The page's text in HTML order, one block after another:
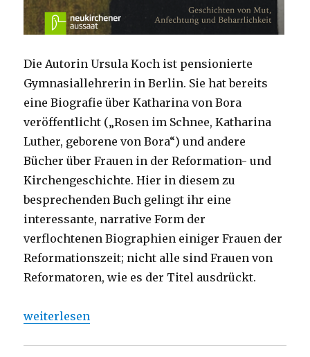
Die Autorin Ursula Koch ist pensionierte
Gymnasiallehrerin in Berlin. Sie hat bereits
eine Biografie über Katharina von Bora
veröffentlicht („Rosen im Schnee, Katharina
Luther, geborene von Bora“) und andere
Bücher über Frauen in der Reformation- und
Kirchengeschichte. Hier in diesem zu
besprechenden Buch gelingt ihr eine
interessante, narrative Form der
verflochtenen Biographien einiger Frauen der
Reformationszeit; nicht alle sind Frauen von
Reformatoren, wie es der Titel ausdrückt.
„Reformation aus weiblicher Perspektive,
weiterlesen